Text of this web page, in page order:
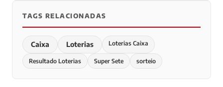
TAGS RELACIONADAS
Caixa Loterias Loterias Caixa
Resultado Loterias Super Sete sorteio